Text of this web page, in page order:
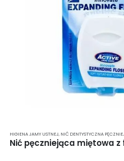
HIGIENA JAMY USTNEJ, NIĆ DENTYSTYCZNA